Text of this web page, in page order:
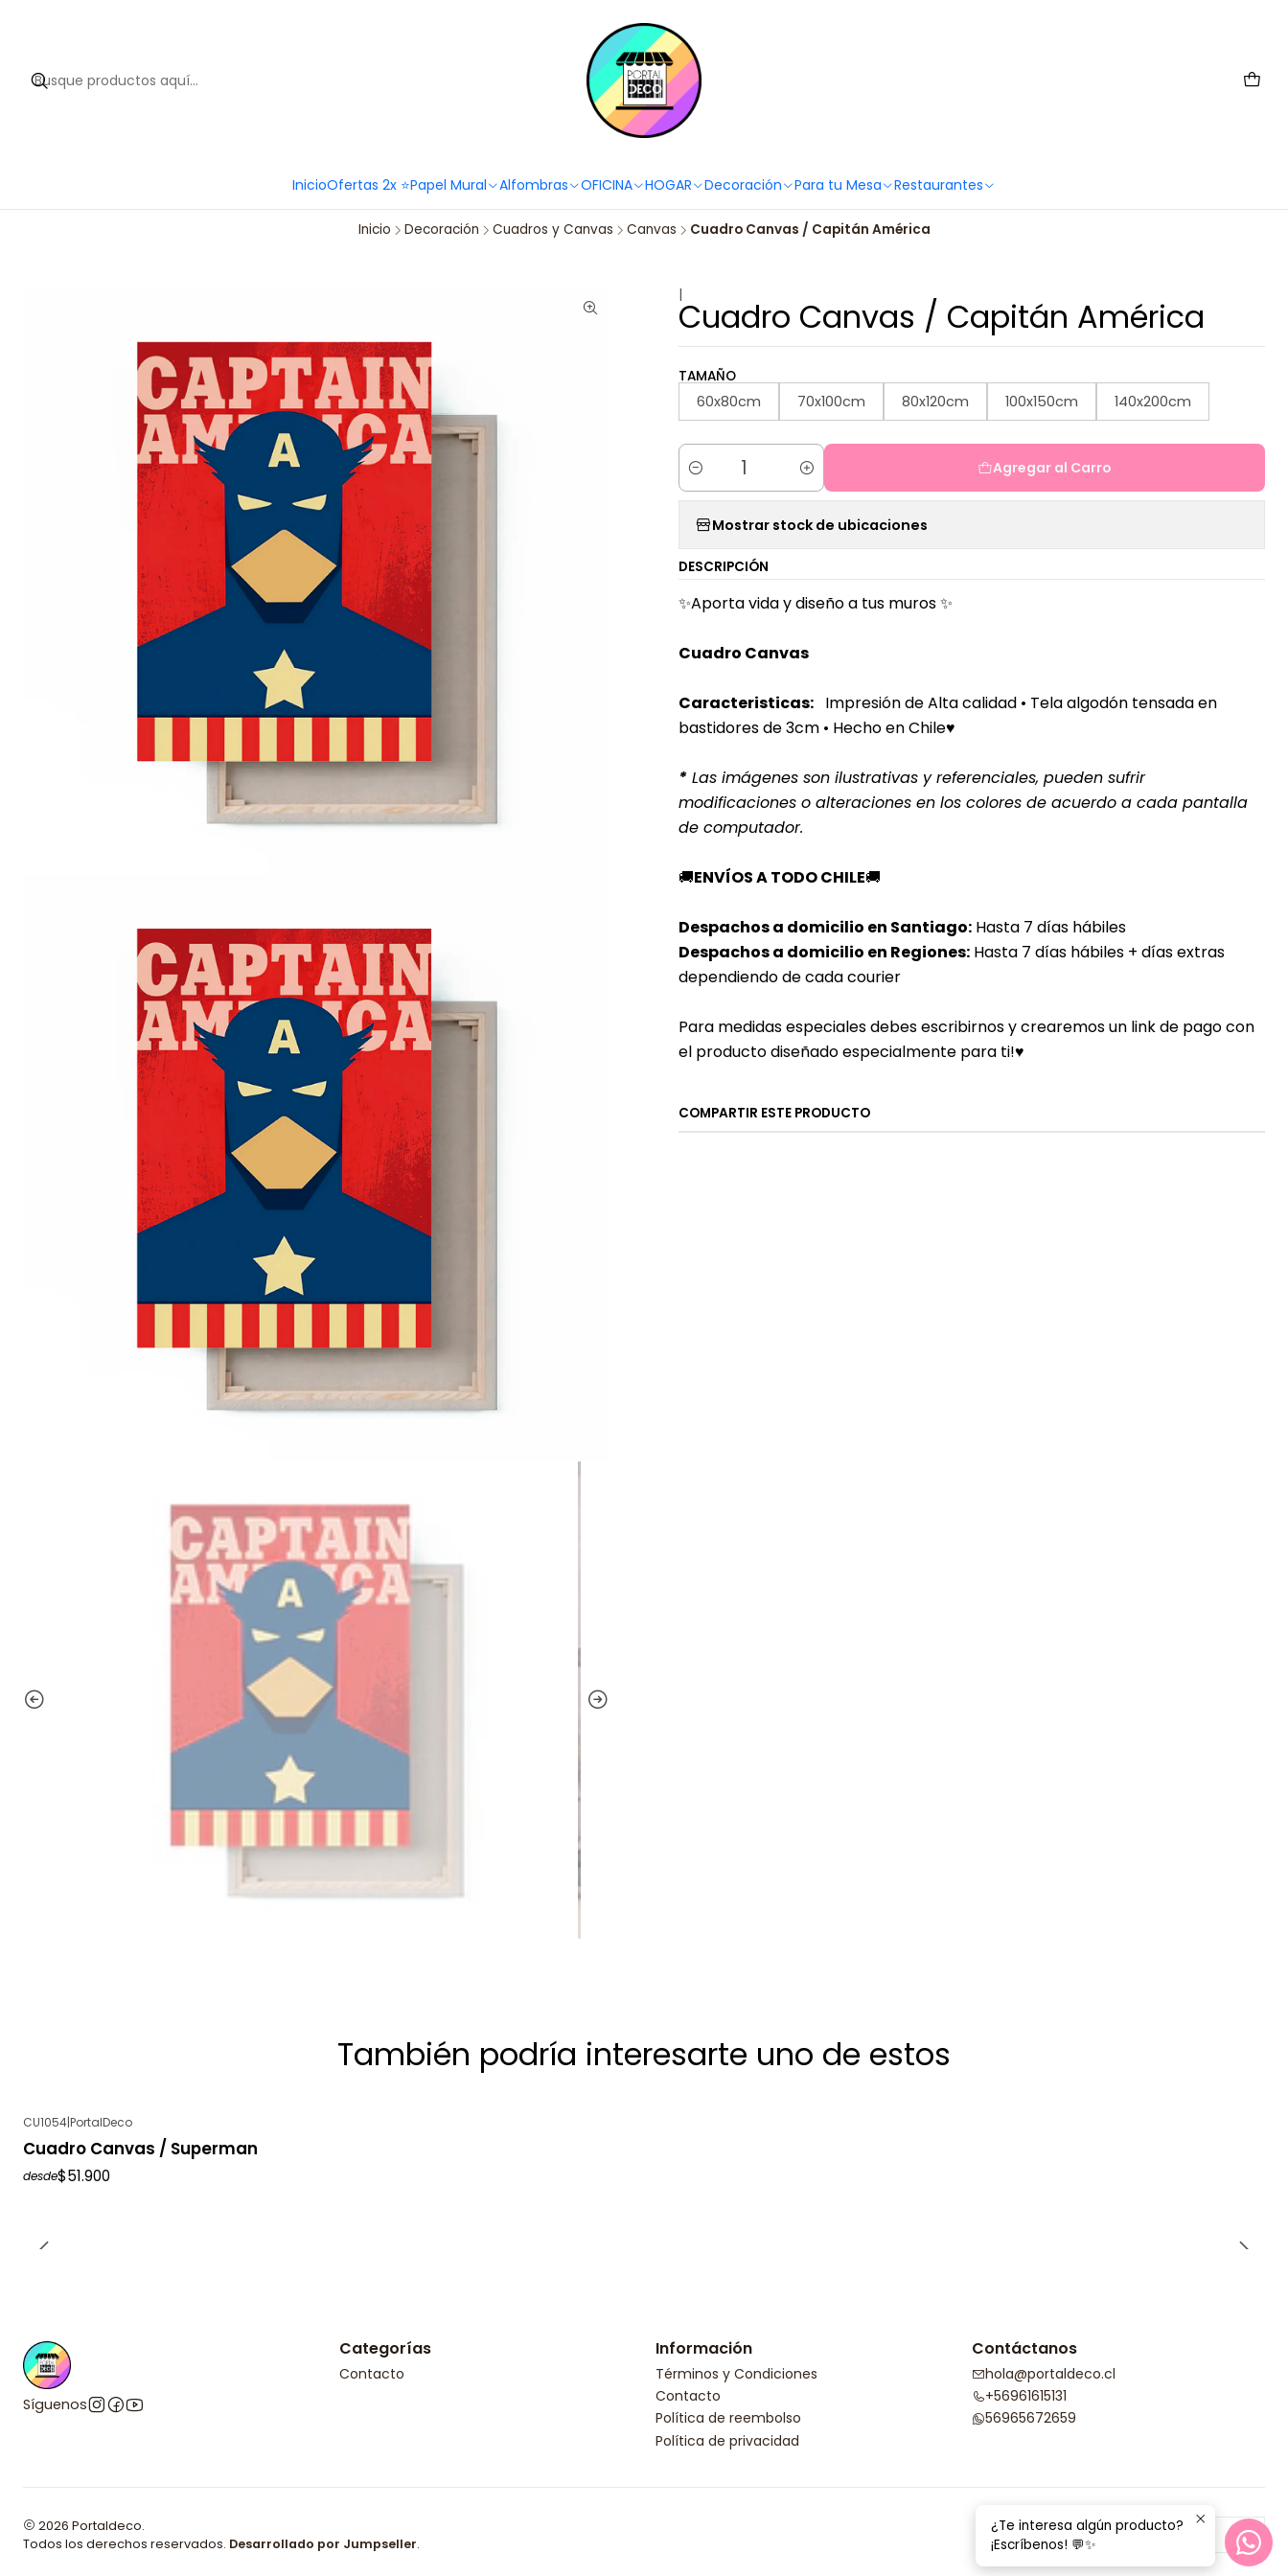
InicioOfertas 2x ⭐Papel Mural Alfombras OFICINA HOGAR Decoración Para tu Mesa Restaurantes
Hola PortaldecoLover✨ Necesitas ayuda? Escríbenos!
Inicio Decoración Cuadros y Canvas Canvas Cuadro Canvas / Capitán América
|
Cuadro Canvas / Capitán América
TAMAÑO
60x80cm 70x100cm 80x120cm 100x150cm 140x200cm
Cantidad
Agregar al Carro
Mostrar stock de ubicaciones
DESCRIPCIÓN
✨Aporta vida y diseño a tus muros ✨
Cuadro Canvas
Caracteristicas: Impresión de Alta calidad • Tela algodón tensada en
bastidores de 3cm • Hecho en Chile♥
* Las imágenes son ilustrativas y referenciales, pueden sufrir
modificaciones o alteraciones en los colores de acuerdo a cada pantalla
de computador.
🚚ENVÍOS A TODO CHILE🚚
Despachos a domicilio en Santiago: Hasta 7 días hábiles
Despachos a domicilio en Regiones: Hasta 7 días hábiles + días extras
dependiendo de cada courier
Para medidas especiales debes escribirnos y crearemos un link de pago con
el producto diseñado especialmente para ti!♥
COMPARTIR ESTE PRODUCTO
También podría interesarte uno de estos
CU1054|PortalDeco
Cuadro Canvas / Superman
desde$51.900
Síguenos
Categorías
Contacto
Información
Términos y Condiciones
Contacto
Política de reembolso
Política de privacidad
Contáctanos
hola@portaldeco.cl
+56961615131
56965672659
2026 Portaldeco.
Todos los derechos reservados. Desarrollado por Jumpseller.
¿Te interesa algún producto?
¡Escríbenos! 💬✨